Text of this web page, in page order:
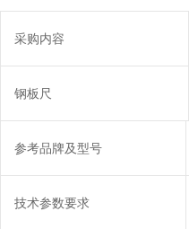
采购内容
钢板尺
参考品牌及型号
技术参数要求